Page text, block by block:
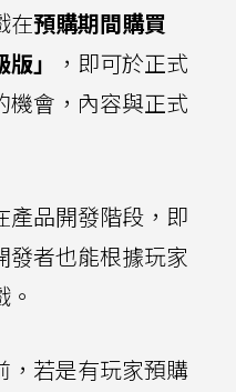
在預購期間購買
」
，即可於正式
機會，內容與正式
產品開發階段，即
發者也能根據玩家
，若是有玩家預購